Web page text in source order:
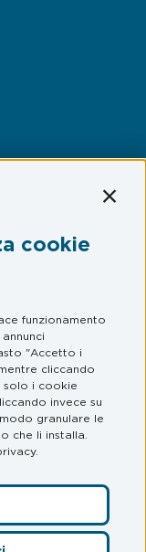
cookie
funzionamento
"Accetto i
cliccando
solo i cookie
invece su
granulare le
che li installa.